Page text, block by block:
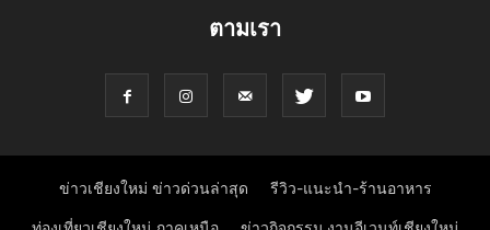
ตามเรา
ข่าวเชียงใหม่ ข่าวด่วนล่าสุด รีวิว-แนะนำ-ร้านอาหาร